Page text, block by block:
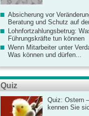
Absicherung vor
Beratung und Schutz auf
Lohnfortzahlungsbetrug:
Führungskräfte tun können
Wenn Mitarbeiter unter
Was können und dürfen...
Quiz
Quiz: Ostern
kennen Sie